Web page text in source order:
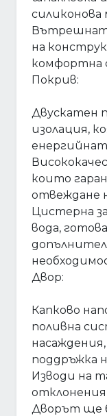
силиконова
на
комфортна
Покрив:
Двускатен
изолация,
които
отвеждане
Цистерна
вода,
Двор:
Капково
поливна
поддръжка
Изводи на
Дворът ще